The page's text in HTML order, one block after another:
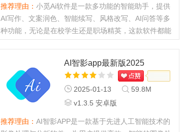
推荐理由： 小觅Ai软件是一款多功能的智能助手，提供
AI写作、文案润色、智能续写、风格改写、AI问答等多
种功能，无论是在校学生还是职场精英，这款软件都能
AI智影app最新版2025
2025-01-13
59.8M
v1.3.5 安卓版
推荐理由： AI智影APP是一款基于先进人工智能技术的